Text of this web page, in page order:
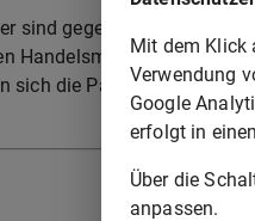
sind gegen die
Handelsmakler auf die
sich die Partei auf die
Mit dem Klick
Verwendung
Google
erfolgt in
Über die
anpassen.